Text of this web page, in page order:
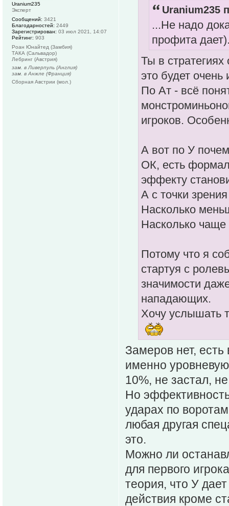
Uranium235
...Не надо
профита
Ты в
это будет очень
По Ат - всё
игроков.
А вот по У
ОК, есть
эффекту
А с точки
Насколько
Насколько
Потому что я
стартуя с
значимости
нападающих.
Хочу услышать
Замеров нет,
именно
10%, не застал,
Но
ударах по
любая другая
это.
Можно ли
для первого
теория, что У
действия кроме
Uranium235
Эксперт
Сообщений: 3421
Благодарностей: 2449
Зарегистрирован: 03 июл 2021, 14:07
Рейтинг: 903
Роан Юнайтед (Замбия)
ТАКА (Сальвадор)
Лебринг (Австрия)
зам. в Ливерпуль (Англия)
зам. в Анжле (Франция)
Сборная Австрии (мол.)